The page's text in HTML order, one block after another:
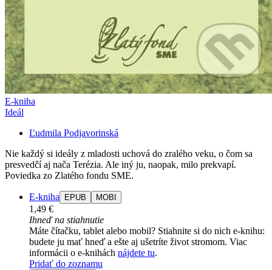
E-kniha
Ideál
Ľudmila Podjavorinská
Nie každý si ideály z mladosti uchová do zralého veku, o čom sa
presvedčí aj nača Terézia. Ale iný ju, naopak, milo prekvapí.
Poviedka zo Zlatého fondu SME.
E-kniha EPUB MOBI
1,49 €
Ihneď na stiahnutie
Máte čítačku, tablet alebo mobil? Stiahnite si do nich e-knihu:
budete ju mať hneď a ešte aj ušetríte život stromom. Viac
informácii o e-knihách nájdete tu.
Pridať do zoznamu